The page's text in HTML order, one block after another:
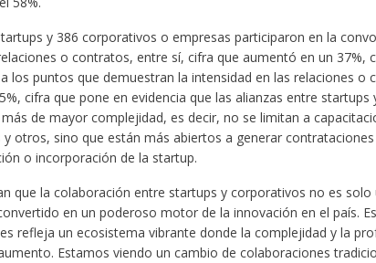
y 386 corporativos o empresas participaron en la
o contratos, entre sí, cifra que aumentó en un 37%,
los puntos que demuestran la intensidad en las relaciones o
cifra que pone en evidencia que las alianzas entre startups
de mayor complejidad, es decir, no se limitan a
otros, sino que están más abiertos a generar
o incorporación de la startup.
que la colaboración entre startups y corporativos no es solo
en un poderoso motor de la innovación en el país.
refleja un ecosistema vibrante donde la complejidad y la
Estamos viendo un cambio de colaboraciones